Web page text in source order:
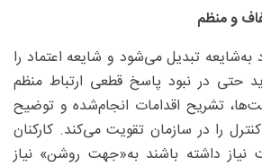
به‌شایعه تبدیل می‌شود و شایعه اعتماد را
حتی در نبود پاسخ قطعی ارتباط منظم
تشریح اقدامات انجام‌شده و توضیح
را در سازمان تقویت می‌کند. کارکنان
نیاز داشته باشند به‌«جهت روشن» نیاز